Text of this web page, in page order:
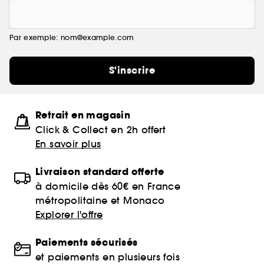
Par exemple: nom@example.com
S'inscrire
Retrait en magasin
Click & Collect en 2h offert
En savoir plus
Livraison standard offerte
à domicile dès 60€ en France
métropolitaine et Monaco
Explorer l'offre
Paiements sécurisés
et paiements en plusieurs fois